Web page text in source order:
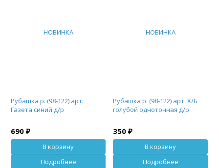
НОВИНКА
Рубашка р. (98-122) арт.
Газета синий д/р
690 ₽
В корзину
Подробнее
НОВИНКА
Рубашка р. (98-122) арт. Х/Б
голубой однотонная д/р
350 ₽
В корзину
Подробнее